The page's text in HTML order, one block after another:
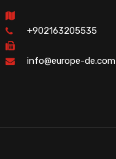
+902163205535
info@europe-de.com